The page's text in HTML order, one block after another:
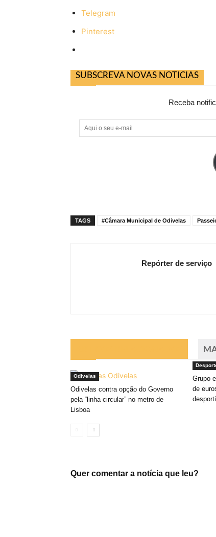
Telegram
Pinterest
SUBSCREVA NOVAS NOTICIAS
Receba
Aqui
o
TAGS #Câmara Municipal de Odivelas
Repórter de serviço
Odivelas
Odivelas contra opção do Governo
pela “linha circular” no metro de
Lisboa
Grupo
de
Quer comentar a notícia que leu?